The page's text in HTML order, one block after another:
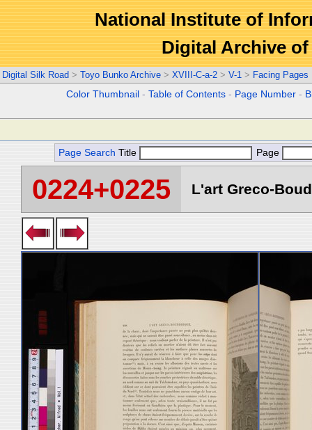
National Institute of
Digital Archive
Digital Silk Road > Toyo Bunko Archive > XVIII-C-a-2 > V-1 > Facing Pages
Color Thumbnail -Table of Contents - Page Number -
Page Search Title Page
0224+0225 L'art Greco-